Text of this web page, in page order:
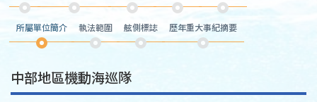
所屬單位簡介 執法範圍 舷側標誌 歷年重大事紀摘要
中部地區機動海巡隊